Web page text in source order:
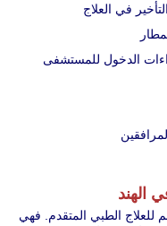
في العلاج
الدخول للمستشفى
الهند
للعلاج الطبي المتقدم. فهي